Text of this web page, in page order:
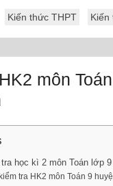
Kiến thức THPT Kiến
môn
học kì 2 môn Toán lớp
tra HK2 môn Toán 9